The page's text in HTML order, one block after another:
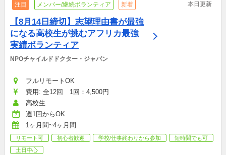
注目 メンバー/継続ボランティア 新着 本日更新
【8月14日締切】志望理由書が最強
になる高校生が挑むアフリカ最強
実績ボランティア
NPOチャイルドドクター・ジャパン
フルリモートOK
費用: 全12回　1回：4,500円
高校生
週1回からOK
1ヶ月間~4ヶ月間
リモート可 初心者歓迎 学校/仕事終わりから参加
短時間でも可
土日中心